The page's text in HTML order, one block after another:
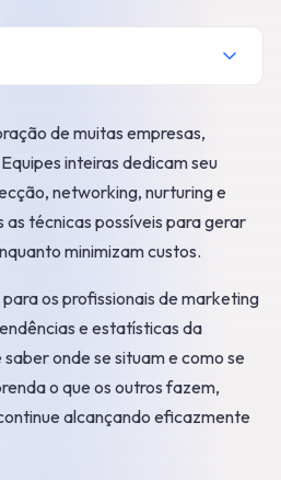
de muitas empresas,
inteiras dedicam seu
networking, nurturing e
técnicas possíveis para gerar
minimizam custos.
os profissionais de marketing
e estatísticas da
onde se situam e como se
o que os outros fazem,
alcançando eficazmente